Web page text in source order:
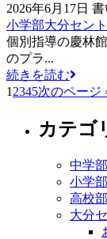
2026年6月17日 書
小学部大分セン
個別指導の慶林
のプラ...
続きを読む
1 2345次のページ
カテゴ
中学部
小学部
高校部
大分